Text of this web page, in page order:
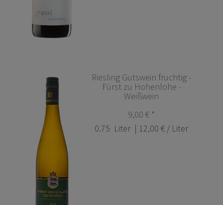
Riesling Gutswein fruchtig -
Fürst zu Hohenlohe -
Weißwein
9,00 € *
0.75 Liter | 12,00 € / Liter